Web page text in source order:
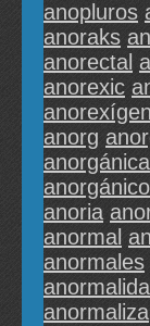
anopluros
anoraks
anorectal
anorexic
anorg
anorgánica
anoria
anormal
anormales
anormaliza